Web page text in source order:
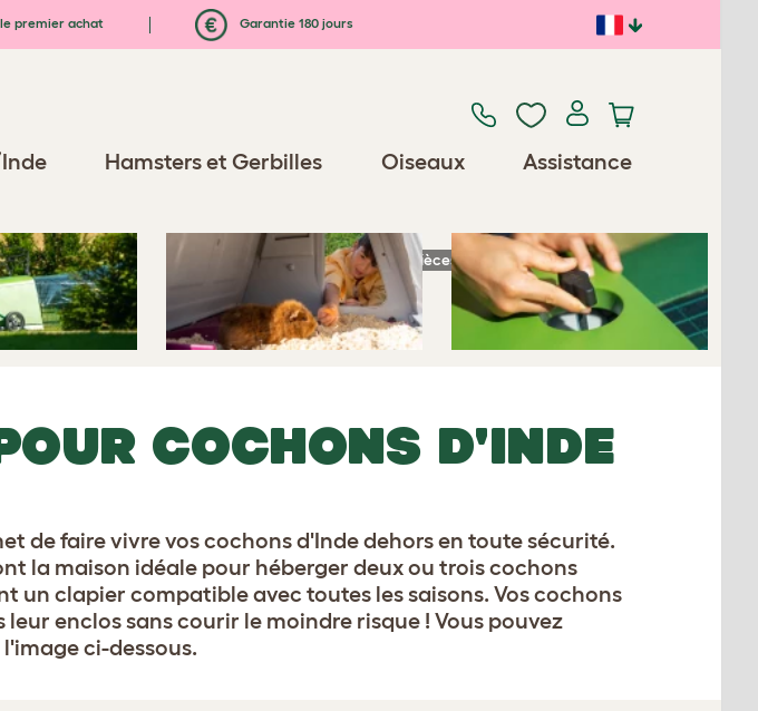
le premier achat Garantie 180 jours
Hamsters et Gerbilles Oiseaux Assistance
d'Inde Eglu Go Pièces détachées / Accessoires
Previous Next
COCHONS D'INDE
de faire vivre vos cochons d'Inde dehors en toute sécurité.
la maison idéale pour héberger deux ou trois cochons
un clapier compatible avec toutes les saisons. Vos cochons
enclos sans courir le moindre risque ! Vous pouvez
ci-dessous.